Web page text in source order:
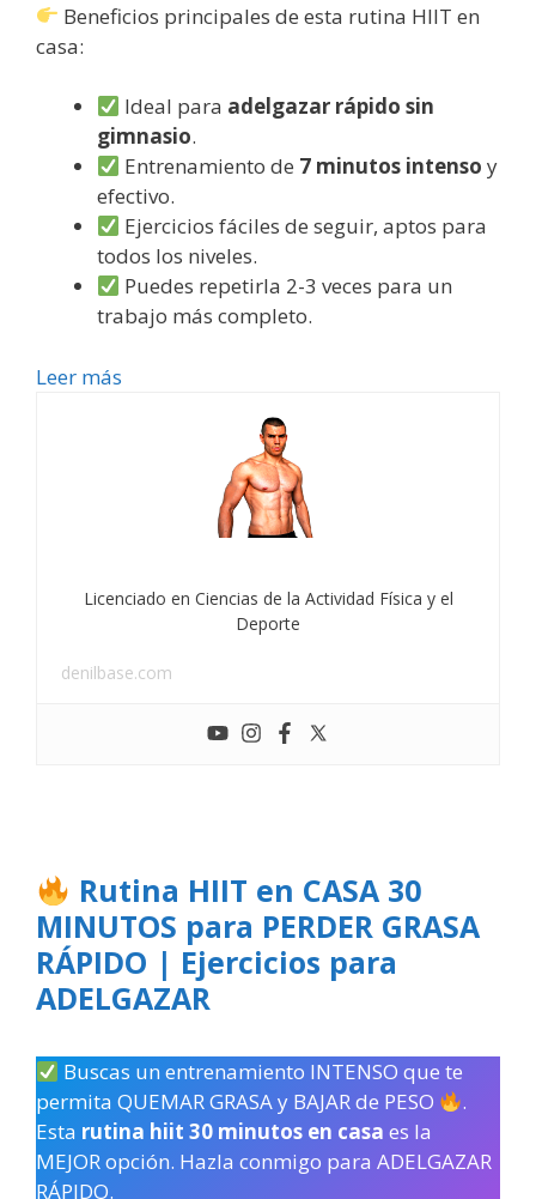
Beneficios principales de esta rutina HIIT en
casa:
Ideal para adelgazar rápido sin
gimnasio.
Entrenamiento de 7 minutos intenso y
efectivo.
Ejercicios fáciles de seguir, aptos para
todos los niveles.
Puedes repetirla 2-3 veces para un
trabajo más completo.
Leer más
Licenciado en Ciencias de la Actividad Física y el
Deporte
denilbase.com
Rutina HIIT en CASA 30
MINUTOS para PERDER GRASA
RÁPIDO | Ejercicios para
ADELGAZAR
Buscas un entrenamiento INTENSO que te
permita QUEMAR GRASA y BAJAR de PESO
.
Esta rutina hiit 30 minutos en casa es la
MEJOR opción. Hazla conmigo para ADELGAZAR
RÁPIDO.